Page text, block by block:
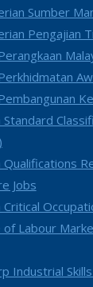
Sumber
Pengajian
Standard
Qualifications
Jobs
Critical
Labour
Industrial